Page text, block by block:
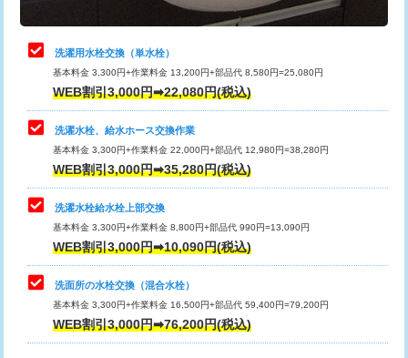
管・ポリ管・HT管使用/3ｍまで)
給水管工事※（ライニング鋼管・銅
管・ポリ管・HT管使用/3ｍ超え)
排水管工事（土の掘削・埋め戻し作
業）
排水管工事（排水管工事/3ｍまで） 55,000円
排水管工事（追加 排水管工事/3ｍ超
え）
マス交換（土の掘削・埋め戻し作業）
マス交換（深さ50㎝未満）
マス交換（深さ50㎝以上）
止水・漏水調査・防水処理・清掃・修
理・調整・分解・加工など（中作業）
22,000円
止水・漏水調査・防水処理・清掃・修
理・調整・分解・加工など（重作業）
33,000円
キッチンタンク脱着
その他部品の脱着
交換・取付（タンク）
交換・取付(単水栓（壁付・デッキ
式）)
交換・取付(混合水栓（壁付・デッキ
式・ワンホール）)
16,500円+材料費
洗濯用水栓交換（単水栓）
基本料金 3,300円+作業料金 13,200円+部品代 8,580円=25,080円
WEB割引3,000円➡22,080円(税込)
洗濯水栓、給水ホース交換作業
基本料金 3,300円+作業料金 22,000円+部品代 12,980円=38,280円
WEB割引3,000円➡35,280円(税込)
洗濯水栓給水栓上部交換
基本料金 3,300円+作業料金 8,800円+部品代 990円=13,090円
WEB割引3,000円➡10,090円(税込)
洗面所の水栓交換（混合水栓）
基本料金 3,300円+作業料金 16,500円+部品代 59,400円=79,200円
WEB割引3,000円➡76,200円(税込)